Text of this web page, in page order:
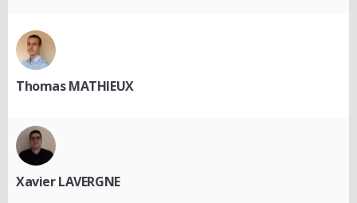
Thomas MATHIEUX
Xavier LAVERGNE